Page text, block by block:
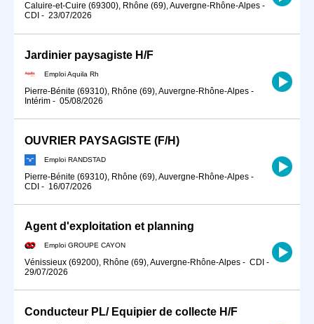
Caluire-et-Cuire (69300), Rhône (69), Auvergne-Rhône-Alpes -
CDI - 23/07/2026
Jardinier paysagiste H/F
Emploi Aquila Rh
Pierre-Bénite (69310), Rhône (69), Auvergne-Rhône-Alpes -
Intérim - 05/08/2026
OUVRIER PAYSAGISTE (F/H)
Emploi RANDSTAD
Pierre-Bénite (69310), Rhône (69), Auvergne-Rhône-Alpes -
CDI - 16/07/2026
Agent d'exploitation et planning
Emploi GROUPE CAYON
Vénissieux (69200), Rhône (69), Auvergne-Rhône-Alpes - CDI -
29/07/2026
Conducteur PL/ Equipier de collecte H/F